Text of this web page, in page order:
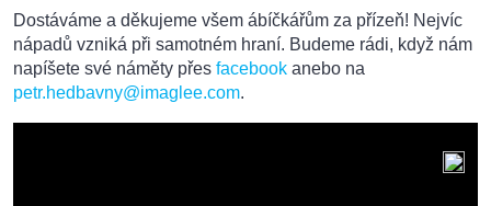
Dostáváme a děkujeme všem ábíčkářům za přízeň! Nejvíc
nápadů vzniká při samotném hraní. Budeme rádi, když nám
napíšete své náměty přes facebook anebo na
petr.hedbavny@imaglee.com.